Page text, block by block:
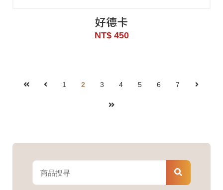
好德卡
NT$ 450
1 2 3 4 5 6 7